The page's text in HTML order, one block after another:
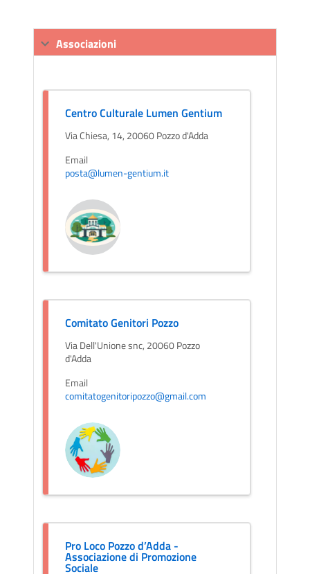
Associazioni
Centro Culturale Lumen Gentium
Via Chiesa, 14, 20060 Pozzo d'Adda
Email
posta@lumen-gentium.it
Comitato Genitori Pozzo
Via Dell'Unione snc, 20060 Pozzo
d'Adda
Email
comitatogenitoripozzo@gmail.com
Pro Loco Pozzo d’Adda -
Associazione di Promozione
Sociale